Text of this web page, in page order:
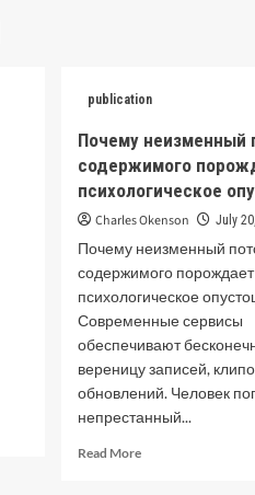
publication
Почему неизменный
содержимого
психологическое
Charles Okenson July
Почему неизменный
содержимого порождает
психологическое
Современные сервисы
обеспечивают
вереницу записей,
обновлений. Человек
непрестанный...
Read MoreRead